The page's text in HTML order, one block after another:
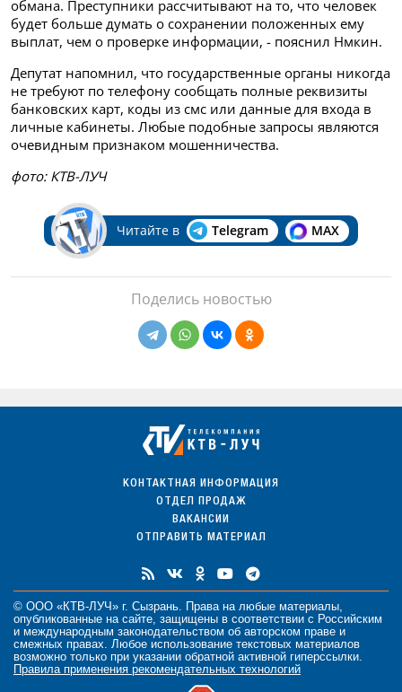
обмана. Преступники рассчитывают на то, что человек
будет больше думать о сохранении положенных ему
выплат, чем о проверке информации, - пояснил Нмкин.
Депутат напомнил, что государственные органы никогда
не требуют по телефону сообщать полные реквизиты
банковских карт, коды из смс или данные для входа в
личные кабинеты. Любые подобные запросы являются
очевидным признаком мошенничества.
фото: КТВ-ЛУЧ
Читайте в Telegram MAX
Поделись новостью
КОНТАКТНАЯ ИНФОРМАЦИЯ
ОТДЕЛ ПРОДАЖ
ВАКАНСИИ
ОТПРАВИТЬ МАТЕРИАЛ
© ООО «КТВ-ЛУЧ» г. Сызрань. Права на любые материалы
опубликованные на сайте, защищены в соответствии с Российским
и международным законодательством об авторском праве и
смежных правах. Любое использование текстовых материалов
возможно только при указании обратной активной гиперссылки.
Правила применения рекомендательных технологий